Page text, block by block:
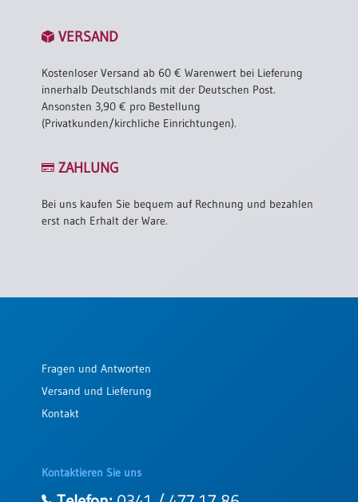
VERSAND
Kostenloser Versand ab 60 € Warenwert bei Lieferung
innerhalb Deutschlands mit der Deutschen Post.
Ansonsten 3,90 € pro Bestellung
(Privatkunden/kirchliche Einrichtungen).
ZAHLUNG
Bei uns kaufen Sie bequem auf Rechnung und bezahlen
erst nach Erhalt der Ware.
Fragen und Antworten
Versand und Lieferung
Kontakt
Kontaktieren Sie uns